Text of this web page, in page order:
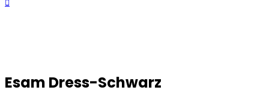
Esam Dress-Schwarz